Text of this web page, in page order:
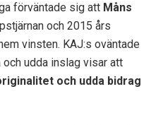
förväntade sig att Måns
och 2015 års
vinsten. KAJ:s oväntade
udda inslag visar att
och udda bidrag